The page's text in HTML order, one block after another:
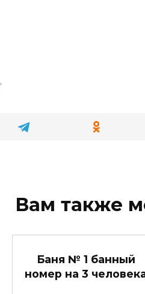
Вам также
Баня № 1 банный
номер на 3